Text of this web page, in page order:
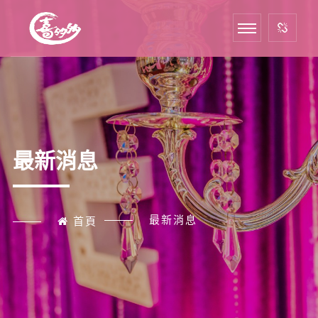
最新消息
首頁 最新消息